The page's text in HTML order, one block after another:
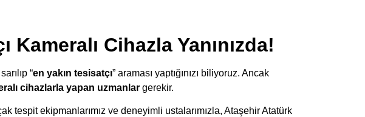
Kameralı Cihazla Yanınızda!
“en yakın tesisatçı” araması yaptığınızı biliyoruz. Ancak
cihazlarla yapan uzmanlargerekir.
tespit ekipmanlarımız ve deneyimli ustalarımızla, Ataşehir Atatürk